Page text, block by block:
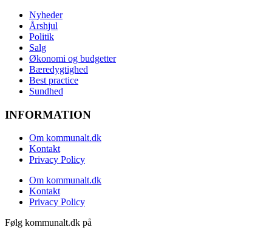
Nyheder
Årshjul
Politik
Salg
Økonomi og budgetter
Bæredygtighed
Best practice
Sundhed
INFORMATION
Om kommunalt.dk
Kontakt
Privacy Policy
Om kommunalt.dk
Kontakt
Privacy Policy
Følg kommunalt.dk på